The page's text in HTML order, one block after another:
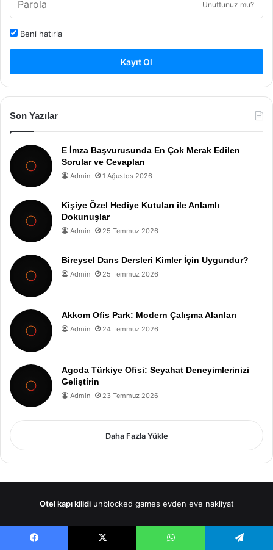
Unuttunuz mu?
Beni hatırla
Kayıt Ol
Son Yazılar
E İmza Başvurusunda En Çok Merak Edilen
Sorular ve Cevapları
Admin 1 Ağustos 2026
Kişiye Özel Hediye Kutuları ile Anlamlı
Dokunuşlar
Admin 25 Temmuz 2026
Bireysel Dans Dersleri Kimler İçin Uygundur?
Admin 25 Temmuz 2026
Akkom Ofis Park: Modern Çalışma Alanları
Admin 24 Temmuz 2026
Agoda Türkiye Ofisi: Seyahat Deneyimlerinizi
Geliştirin
Admin 23 Temmuz 2026
Daha Fazla Yükle
Otel kapı kilidi unblocked games evden eve nakliyat